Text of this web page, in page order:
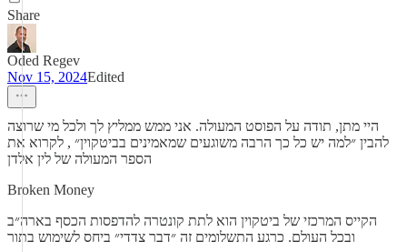
Share
Oded Regev
Nov 15, 2024Edited
היי מתן, תודה על הפוסט המעולה. אני ממש ממליץ לך ולכל מי שרוצה
להבין ״למה יש כל כך הרבה משוגעים שמאמינים בביטקוין״ , לקרוא את
הספר המעולה של לין אלדן
Broken Money
הקייס המרכזי של ביטקוין הוא לתת קונטרה להדפסות הכסף בארה״ב
ובכל העולם. כרגע התשלומים זה ״דבר צדדי״ ביחס לשימוש בתור